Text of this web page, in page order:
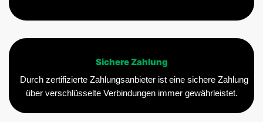
Sichere Zahlung
Durch zertifizierte Zahlungsanbieter ist eine sichere Zahlung
über verschlüsselte Verbindungen immer gewährleistet.